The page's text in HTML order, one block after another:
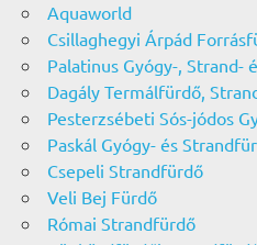
Aquaworld
Csillaghegyi Árpád
Palatinus Gyógy-, Strand-
Dagály Termálfürdő,
Pesterzsébeti Sós-jódos
Paskál Gyógy- és
Csepeli Strandfürdő
Veli Bej Fürdő
Római Strandfürdő